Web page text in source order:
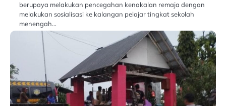
berupaya melakukan pencegahan kenakalan remaja dengan
melakukan sosialisasi ke kalangan pelajar tingkat sekolah
menengah…